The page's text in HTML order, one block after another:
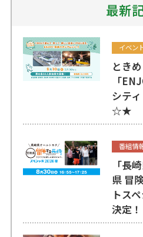
最新
イベン
とき
「
シテ
☆★
番組情
「長
県 冒
トス
決定！